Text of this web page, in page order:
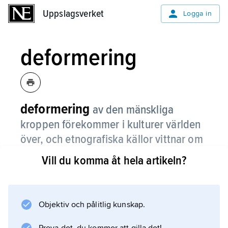
Uppslagsverket Logga in
deformering
deformering av den mänskliga
kroppen förekommer i kulturer världen
över, och etnografiska källor vittnar om
otaliga sätt att omforma, stympa eller
ärra olika kroppsdelar: att ändra
snöra ihop midjan eller fötterna, att
företa olika ingrepp på könsorganen,
Vill du komma åt hela artikeln?
Objektiv och pålitlig kunskap.